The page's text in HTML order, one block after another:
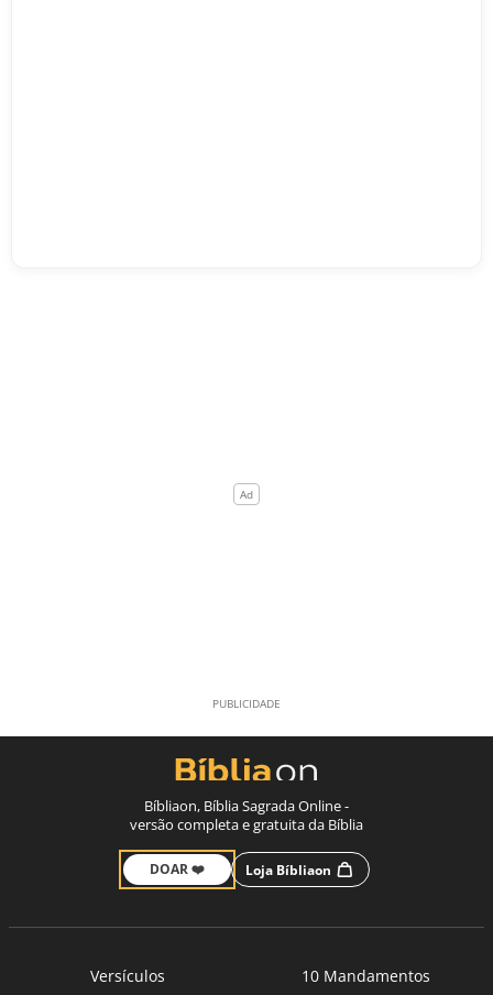
Bíbliaon, Bíblia Sagrada Online -
versão completa e gratuita da Bíblia
DOAR ❤️ Loja Bíbliaon
Versículos
10 Mandamentos